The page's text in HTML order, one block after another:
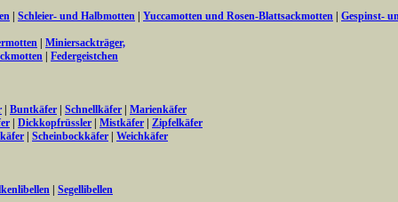
Schleier- und Halbmotten Yuccamotten und Rosen-Blattsackmotten
Gespinst-
Miniersackträger,
Federgeistchen
Buntkäfer Schnellkäfer
Marienkäfer
Dickkopfrüssler Mistkäfer
Zipfelkäfer
Scheinbockkäfer
Weichkäfer
Segellibellen